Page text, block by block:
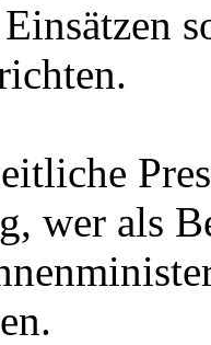
wer als